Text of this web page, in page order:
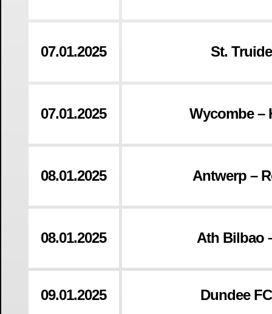
07.01.2025 St.
07.01.2025 Wycombe –
08.01.2025 Antwerp –
08.01.2025 Ath Bilbao
09.01.2025 Dundee